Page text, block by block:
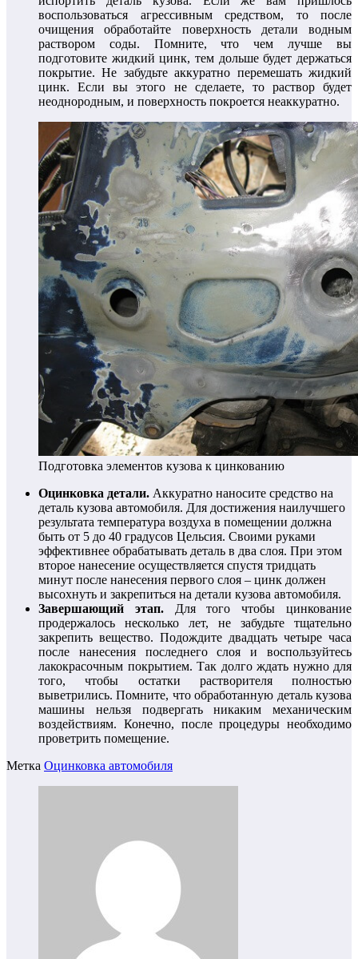
воспользоваться агрессивным средством, то после
очищения обработайте поверхность детали водным
раствором соды. Помните, что чем лучше вы
подготовите жидкий цинк, тем дольше будет держаться
покрытие. Не забудьте аккуратно перемешать жидкий
цинк. Если вы этого не сделаете, то раствор будет
неоднородным, и поверхность покроется неаккуратно.
Подготовка элементов кузова к цинкованию
Оцинковка детали. Аккуратно наносите средство на
деталь кузова автомобиля. Для достижения наилучшего
результата температура воздуха в помещении должна
быть от 5 до 40 градусов Цельсия. Своими руками
эффективнее обрабатывать деталь в два слоя. При этом
второе нанесение осуществляется спустя тридцать
минут после нанесения первого слоя – цинк должен
высохнуть и закрепиться на детали кузова автомобиля.
Завершающий этап.Для того чтобы цинкование
продержалось несколько лет, не забудьте тщательно
закрепить вещество. Подождите двадцать четыре часа
после нанесения последнего слоя и воспользуйтесь
лакокрасочным покрытием. Так долго ждать нужно для
того, чтобы остатки растворителя полностью
выветрились. Помните, что обработанную деталь кузова
машины нельзя подвергать никаким механическим
воздействиям. Конечно, после процедуры необходимо
проветрить помещение.
Метка Оцинковка автомобиля